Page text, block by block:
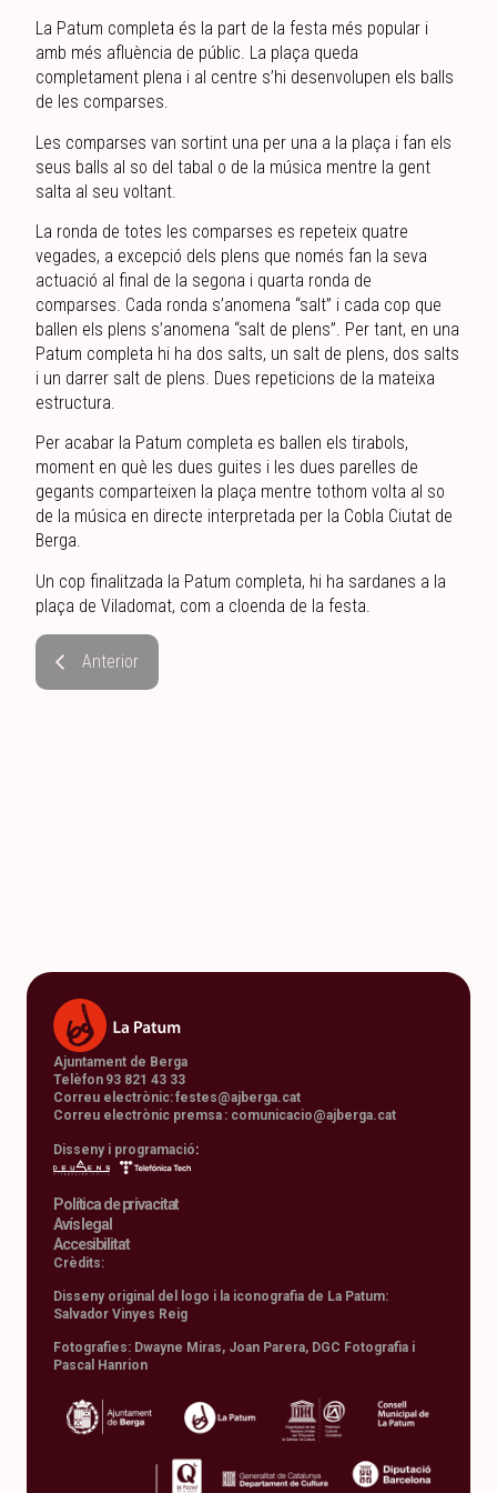
La Patum completa és la part de la festa més popular i
amb més afluència de públic. La plaça queda
completament plena i al centre s’hi desenvolupen els balls
de les comparses.
Les comparses van sortint una per una a la plaça i fan els
seus balls al so del tabal o de la música mentre la gent
salta al seu voltant.
La ronda de totes les comparses es repeteix quatre
vegades, a excepció dels plens que només fan la seva
actuació al final de la segona i quarta ronda de
comparses. Cada ronda s’anomena “salt” i cada cop que
ballen els plens s’anomena “salt de plens”. Per tant, en una
Patum completa hi ha dos salts, un salt de plens, dos salts
i un darrer salt de plens. Dues repeticions de la mateixa
estructura.
Per acabar la Patum completa es ballen els tirabols,
moment en què les dues guites i les dues parelles de
gegants comparteixen la plaça mentre tothom volta al so
de la música en directe interpretada per la Cobla Ciutat de
Berga.
Un cop finalitzada la Patum completa, hi ha sardanes a la
plaça de Viladomat, com a cloenda de la festa.
Anterior
Ajuntament de Berga
Telèfon 93 821 43 33
Correu electrònic:festes@ajberga.cat
Correu electrònic premsa : comunicacio@ajberga.cat
Disseny i programació:
Política de privacitat
Avís legal
Accesibilitat
Crèdits:
Disseny original del logo i la iconografia de La Patum:
Salvador Vinyes Reig
Fotografies: Dwayne Miras, Joan Parera, DGC Fotografia i
Pascal Hanrion